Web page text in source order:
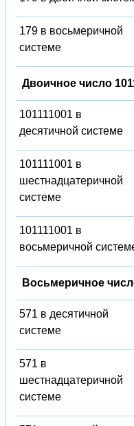
179 в восьмеричной
системе
Двоичное число
101111001 в
десятичной системе
101111001 в
шестнадцатеричной
системе
101111001 в
восьмеричной
Восьмеричное
571 в десятичной
системе
571 в
шестнадцатеричной
системе